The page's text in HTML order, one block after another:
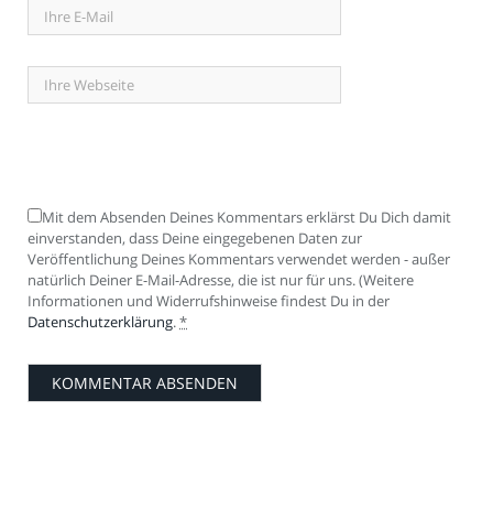
Mit dem Absenden Deines Kommentars erklärst Du Dich damit
einverstanden, dass Deine eingegebenen Daten zur
Veröffentlichung Deines Kommentars verwendet werden - außer
natürlich Deiner E-Mail-Adresse, die ist nur für uns. (Weitere
Informationen und Widerrufshinweise findest Du in der
Datenschutzerklärung.*